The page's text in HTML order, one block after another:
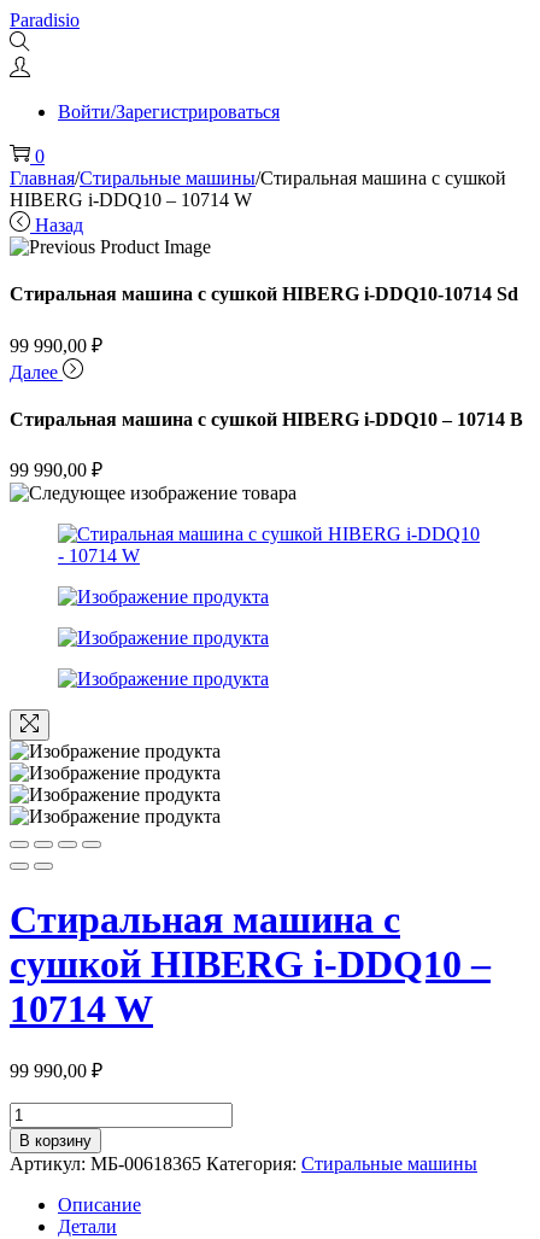
Перейти
к
навигации
Перейти
к
содержимому
Paradisio
Войти/Зарегистрироваться
0
Главная/Стиральные машины/Стиральная машина c сушкой
HIBERG i-DDQ10 – 10714 W
Назад
Стиральная машина c сушкой HIBERG i-DDQ10-10714 Sd
99 990,00 ₽
Далее
Стиральная машина c сушкой HIBERG i-DDQ10 – 10714 B
99 990,00 ₽
Стиральная машина c
сушкой HIBERG i-DDQ10 –
10714 W
99 990,00 ₽
Количество
товара
Стиральная
машина
сушкой
В корзину
Артикул: МБ-00618365 Категория: Стиральные машины
Описание
Детали